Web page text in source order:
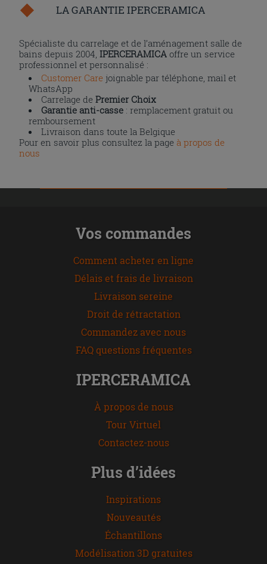
LA GARANTIE IPERCERAMICA
Spécialiste du carrelage et de l’aménagement salle de
bains depuis 2004,IPERCERAMICA offre un service
professionnel et personnalisé :
Customer Care joignable par téléphone, mail et
WhatsApp
Carrelage dePremier Choix
Garantie anti-casse : remplacement gratuit ou
remboursement
Livraison dans toute la Belgique
Pour en savoir plus consultez la page à propos de
nous
Vos commandes
Comment acheter en ligne
Délais et frais de livraison
Livraison sereine
Droit de rétractation
Commandez avec nous
FAQ questions fréquentes
IPERCERAMICA
À propos de nous
Tour Virtuel
Contactez-nous
Plus d’idées
Inspirations
Nouveautés
Échantillons
Modélisation 3D gratuites